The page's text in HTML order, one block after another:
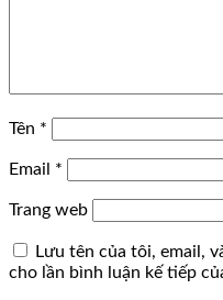
Tên *
Email *
Trang web
Lưu tên của tôi, email,
cho lần bình luận kế tiếp